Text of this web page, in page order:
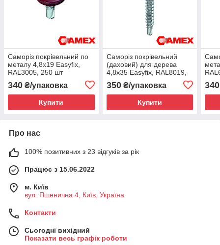
Саморіз покрівельний по
металу 4,8x19 Easyfix,
RAL3005, 250 шт
340 ₴/упаковка
Купити
Саморіз покрівельний
(даховий) для дерева
4,8x35 Easyfix, RAL8019,
350₴/упаковка
Купити
340
Про нас
100% позитивних з 23 відгуків за рік
Працює з 15.06.2022
м. Київ
вул. Пшенична 4, Київ, Україна
Контакти
Сьогодні вихідний
Показати весь графік роботи